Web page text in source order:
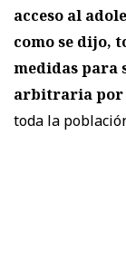
acceso al
como se dijo,
medidas para
arbitraria por
toda la